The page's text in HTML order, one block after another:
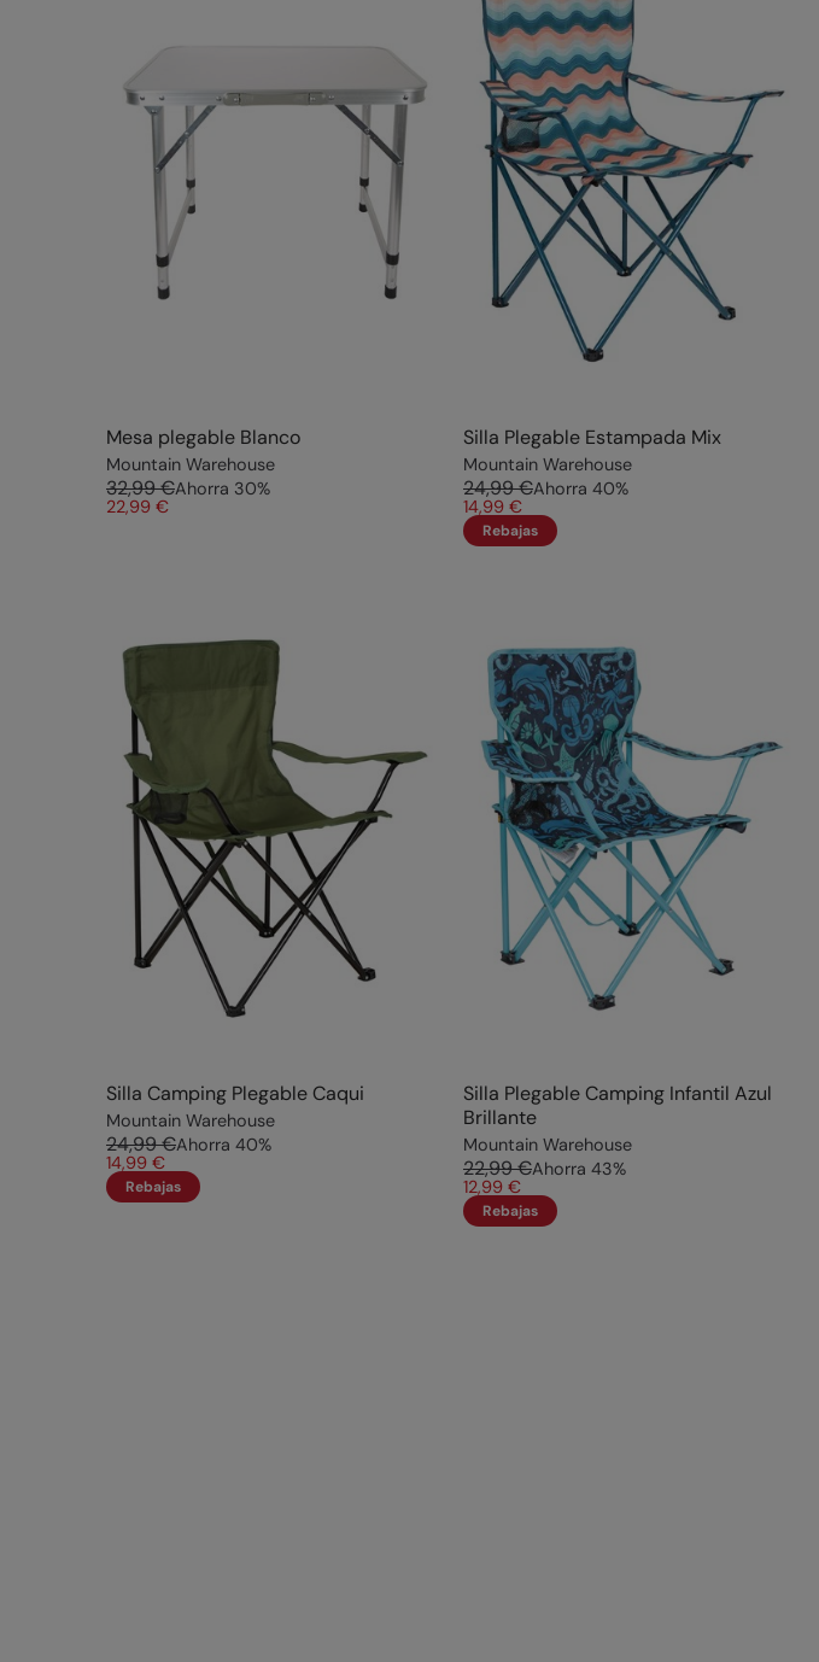
Mesa plegable Blanco
Mountain Warehouse
32,99 €Ahorra 30%
22,99 €
Silla Plegable Estampada Mix
Mountain Warehouse
24,99 €Ahorra 40%
14,99 €
Rebajas
Silla Camping Plegable Caqui
Mountain Warehouse
24,99 €Ahorra 40%
14,99 €
Rebajas
Silla Plegable Camping Infantil Azul
Brillante
Mountain Warehouse
22,99 €Ahorra 43%
12,99 €
Rebajas